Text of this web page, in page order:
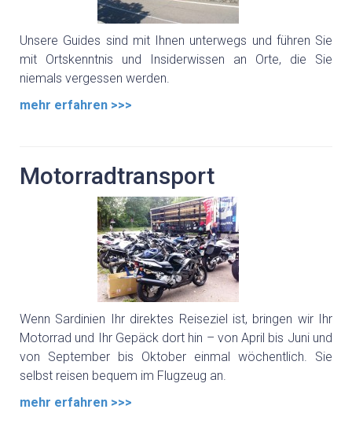
Unsere Guides sind mit Ihnen unterwegs und führen Sie
mit Ortskenntnis und Insiderwissen an Orte, die Sie
niemals vergessen werden.
mehr erfahren >>>
Motorradtransport
Wenn Sardinien Ihr direktes Reiseziel ist, bringen wir Ihr
Motorrad und Ihr Gepäck dort hin – von April bis Juni und
von September bis Oktober einmal wöchentlich. Sie
selbst reisen bequem im Flugzeug an.
mehr erfahren >>>